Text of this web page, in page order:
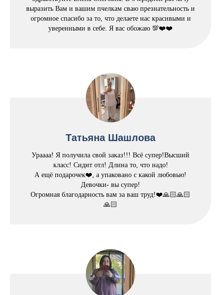
выразить Вам и вашим пчелкам сваю презнательность и
огромное спасибо за то, что делаете нас красивыми и
уверенными в себе. Я вас обожаю 💯❤️❤️
Татьяна Шашлова
Ураааа! Я получила свой заказ!!! Всё супер!Высший
класс! Сидит отл! Длина то, что надо!
А ещё подарочек❤️, а упаковано с какой любовью!
Девочки- вы супер!
Огромная благодарность вам за ваш труд!❤️🙏🏻🙏🏻
🙏🏻